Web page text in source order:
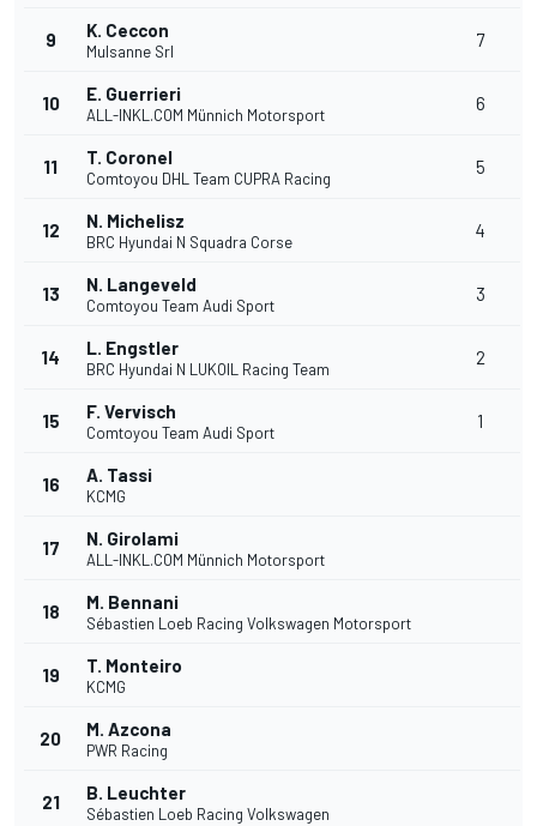
9 K. Ceccon
Mulsanne Srl
7
10 E. Guerrieri
ALL-INKL.COM Münnich Motorsport
6
11 T. Coronel
Comtoyou DHL Team CUPRA Racing
5
12 N. Michelisz
BRC Hyundai N Squadra Corse
4
13 N. Langeveld
Comtoyou Team Audi Sport
3
14 L. Engstler
BRC Hyundai N LUKOIL Racing Team
2
15 F. Vervisch
Comtoyou Team Audi Sport
1
16 A. Tassi
KCMG
17 N. Girolami
ALL-INKL.COM Münnich Motorsport
18 M. Bennani
Sébastien Loeb Racing Volkswagen Motorsport
19 T. Monteiro
KCMG
20 M. Azcona
PWR Racing
21 B. Leuchter
Sébastien Loeb Racing Volkswagen